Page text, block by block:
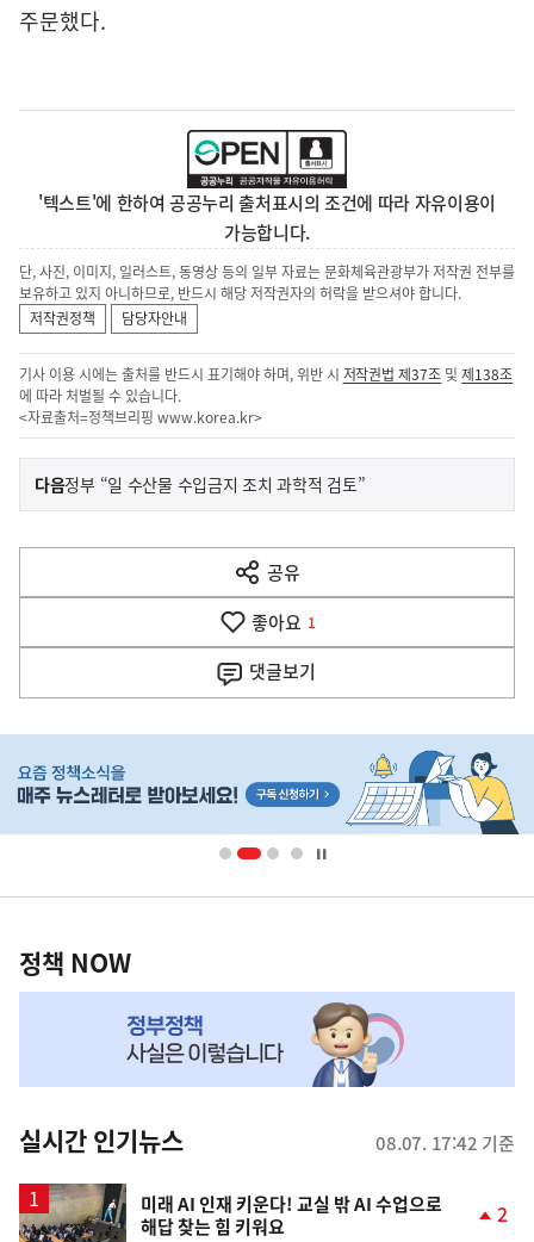
주문했다.
'텍스트'에 한하여 공공누리 출처표시의 조건에 따라 자유이용이
가능합니다.
단, 사진, 이미지, 일러스트, 동영상 등의 일부 자료는 문화체육관광부가 저작권 전부를
보유하고 있지 아니하므로, 반드시 해당 저작권자의 허락을 받으셔야 합니다.
저작권정책
담당자안내
기사 이용 시에는 출처를 반드시 표기해야 하며, 위반 시 저작권법 제37조 및제138조
에 따라 처벌될 수 있습니다.
<자료출처=정책브리핑 www.korea.kr>
이
전
다
음
다음기
사
정부 “일 수산물 수입금지 조치 과학적 검토”
공유
열
기
좋아요 1
댓글보기
단
영
책
NOW,
뉴
스
정책 NOW
실시간 인기뉴스 08.07. 17:42 기준
미래 AI 인재 키운다! 교실 밖 AI 수업으로
해답 찾는 힘 키워요
2